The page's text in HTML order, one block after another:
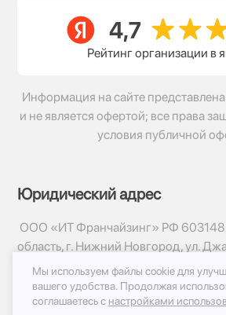
Рейтинг организации в
Информация на сайте
и не является офертой; все права
условия публичной
Юридический адрес
ООО «ИТ Франчайзинг» РФ 603148
область, г. Нижний Новгород, ул.
© 2017-2026г, База Цветов 24.ру
Политика конфиденциальности
Мы используем файлы cookie для
вашего удобства. Продолжая
соглашаетесь с настройками